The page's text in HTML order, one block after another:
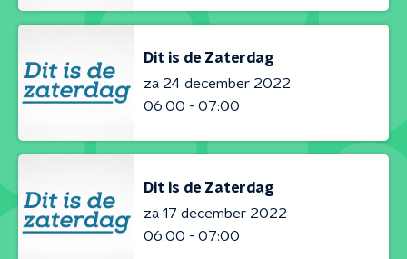
Dit is de Zaterdag
za 24 december 2022
06:00 - 07:00
Dit is de Zaterdag
za 17 december 2022
06:00 - 07:00